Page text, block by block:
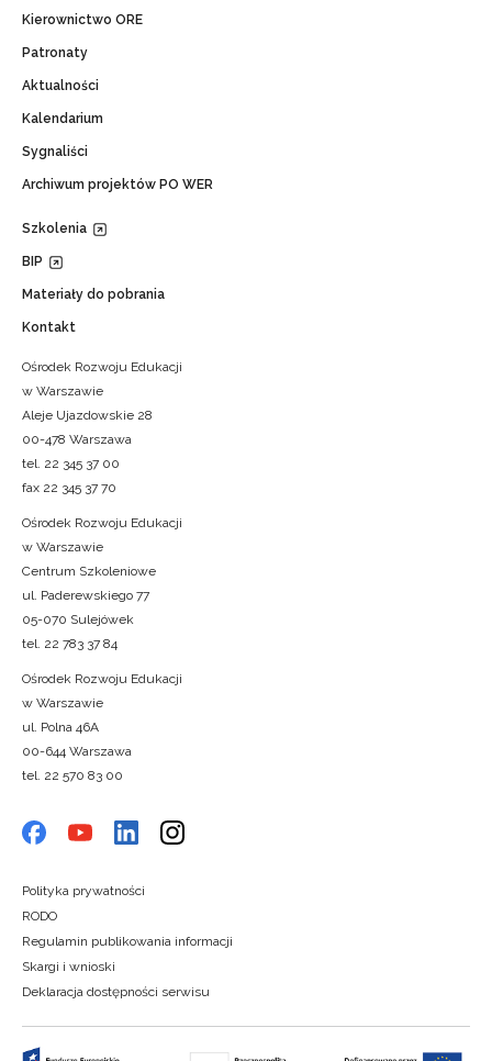
Kierownictwo ORE
Patronaty
Aktualności
Kalendarium
Sygnaliści
Archiwum projektów PO WER
Szkolenia
BIP
Materiały do pobrania
Kontakt
Ośrodek Rozwoju Edukacji
w Warszawie
Aleje Ujazdowskie 28
00-478 Warszawa
tel. 22 345 37 00
fax 22 345 37 70
Ośrodek Rozwoju Edukacji
w Warszawie
Centrum Szkoleniowe
ul. Paderewskiego 77
05-070 Sulejówek
tel. 22 783 37 84
Ośrodek Rozwoju Edukacji
w Warszawie
ul. Polna 46A
00-644 Warszawa
tel. 22 570 83 00
Polityka prywatności
RODO
Regulamin publikowania informacji
Skargi i wnioski
Deklaracja dostępności serwisu